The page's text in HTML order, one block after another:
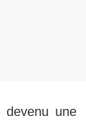
devenu une